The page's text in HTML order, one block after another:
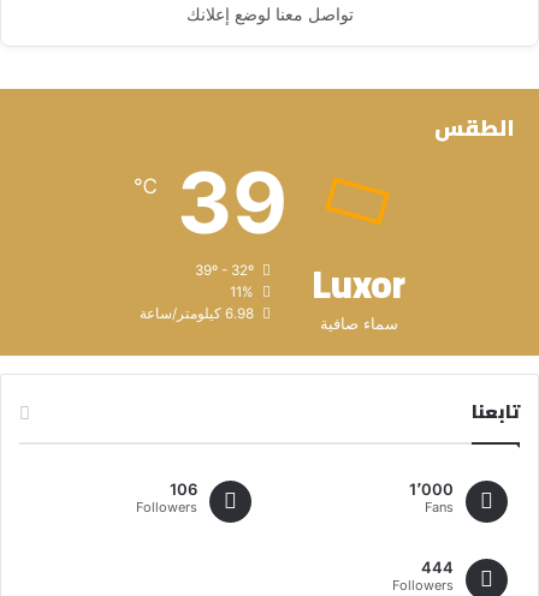
تواصل معنا لوضع إعلانك
الطقس
Luxor
سماء صافية
39
℃
11%
6.98 كيلومتر/ساعة
تابعنا
1٬000
Fans
106
Followers
444
Followers